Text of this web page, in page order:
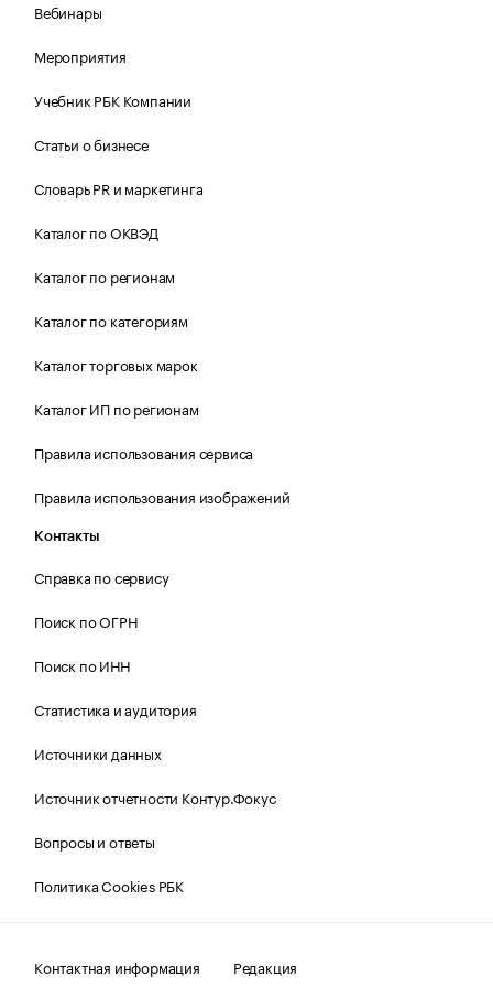
Вебинары
Мероприятия
Учебник РБК Компании
Статьи о бизнесе
Словарь PR и маркетинга
Каталог по ОКВЭД
Каталог по регионам
Каталог по категориям
Каталог торговых марок
Каталог ИП по регионам
Правила использования сервиса
Правила использования изображений
Контакты
Справка по сервису
Поиск по ОГРН
Поиск по ИНН
Статистика и аудитория
Источники данных
Источник отчетности Контур.Фокус
Вопросы и ответы
Политика Cookies РБК
Контактная информация Редакция